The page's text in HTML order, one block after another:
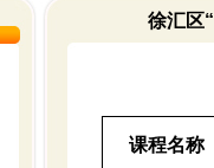
徐汇区
课程名称